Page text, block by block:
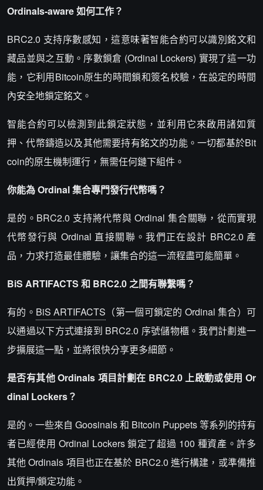
Ordinals-aware 如何工作？
BRC2.0 支持序數感知，這意味著智能合約可以識別銘文和
藏品並與之互動。序數鎖倉 (Ordinal Lockers) 實現了這一功
能，它利用Bitcoin原生的時間鎖和簽名校驗，在設定的時間
內安全地鎖定銘文。
智能合約可以檢測到此鎖定狀態，並利用它來啟用諸如質
押、代幣鑄造以及其他需要持有銘文的功能。一切都基於Bit
coin的原生機制運行，無需任何鏈下組件。
你能為 Ordinal 集合專門發行代幣嗎？
是的。BRC2.0 支持將代幣與 Ordinal 集合關聯，從而實現
代幣發行與 Ordinal 直接關聯。我們正在設計 BRC2.0 產
品，力求打造最佳體驗，讓集合的這一流程盡可能簡單。
BiS ARTIFACTS 和 BRC2.0 之間有聯繫嗎？
有的。 BiS ARTIFACTS （第一個可鎖定的 Ordinal 集合）可
以通過以下方式連接到 BRC2.0 序號儲物櫃。我們計劃進一
步擴展這一點，並將很快分享更多細節。
是否有其他 Ordinals 項目計劃在 BRC2.0 上啟動或使用 Or
dinal Lockers？
是的。一些來自 Goosinals 和 Bitcoin Puppets 等系列的持有
者已經使用 Ordinal Lockers 鎖定了超過 100 種資產。許多
其他 Ordinals 項目也正在基於 BRC2.0 進行構建，或準備推
出質押/鎖定功能。